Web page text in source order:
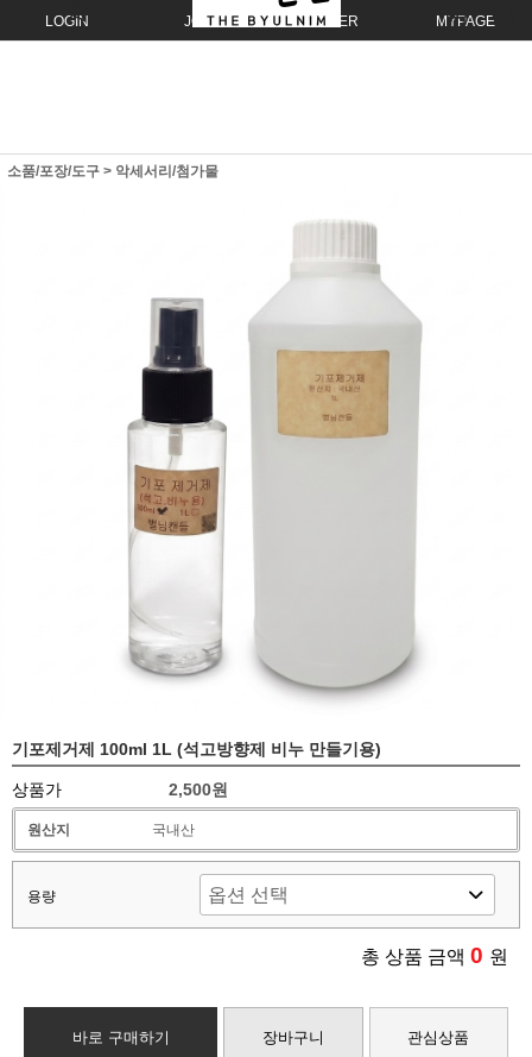
LOGIN JOIN ORDER MYPAGE
소품/포장/도구 > 악세서리/첨가물
기포제거제 100ml 1L (석고방향제 비누 만들기용)
상품가 2,500원
원산지 국내산
용량
총 상품 금액 0 원
바로 구매하기 장바구니 관심상품